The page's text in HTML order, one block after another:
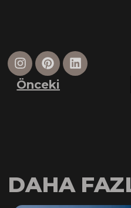
Önceki
DAHA